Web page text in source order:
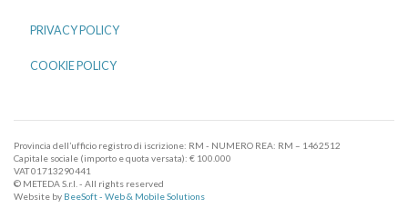
PRIVACY POLICY
COOKIE POLICY
Provincia dell’ufficio registro di iscrizione: RM - NUMERO REA: RM – 1462512
Capitale sociale (importo e quota versata): € 100.000
VAT 01713290441
© METEDA S.r.l. - All rights reserved
Website by BeeSoft - Web & Mobile Solutions